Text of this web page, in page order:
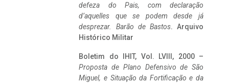
defeza do Pais, com declaração
d’aquelles que se podem desde já
desprezar. Barão de Bastos. Arquivo
Histórico Militar
Boletim do IHIT, Vol. LVIII, 2000 –
Proposta de Plano Defensivo de São
Miguel, e Situação da Fortificação e da